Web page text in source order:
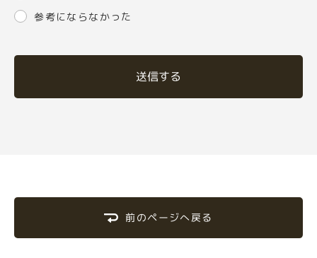
参考にならなかった
送信する
前のページへ戻る